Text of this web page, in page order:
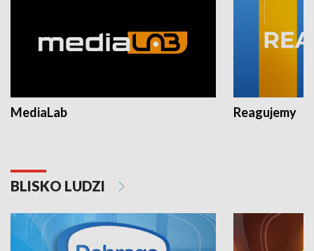
MediaLab Reagujemy
BLISKO LUDZI